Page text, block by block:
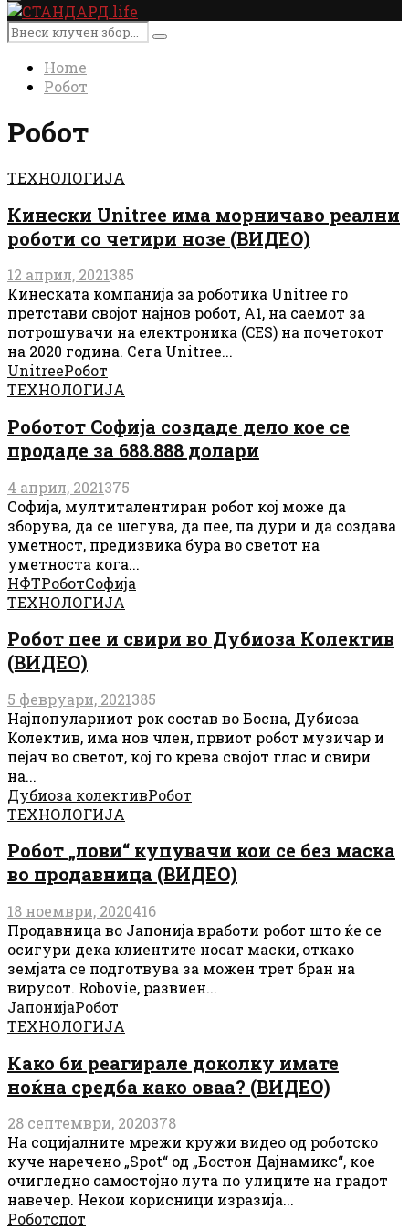
Primary
Menu
Search
for:
Search
Home
Робот
Робот
ТЕХНОЛОГИЈА
Кинески Unitree има морничаво реални
роботи со четири нозе (ВИДЕО)
12 април, 2021385
Кинеската компанија за роботика Unitree го
претстави својот најнов робот, А1, на саемот за
потрошувачи на електроника (CES) на почетокот
на 2020 година. Сега Unitree...
UnitreeРобот
ТЕХНОЛОГИЈА
Роботот Софија создаде дело кое се
продаде за 688.888 долари
4 април, 2021375
Софија, мултиталентиран робот кој може да
зборува, да се шегува, да пее, па дури и да создава
уметност, предизвика бура во светот на
уметноста кога...
НФТРоботСофија
ТЕХНОЛОГИЈА
Робот пее и свири во Дубиоза Колектив
(ВИДЕО)
5 февруари, 2021385
Најпопуларниот рок состав во Босна, Дубиоза
Колектив, има нов член, првиот робот музичар и
пејач во светот, кој го крева својот глас и свири
на...
Дубиоза колективРобот
ТЕХНОЛОГИЈА
Робот „лови“ купувачи кои се без маска
во продавница (ВИДЕО)
18 ноември, 2020416
Продавница во Јапонија вработи робот што ќе се
осигури дека клиентите носат маски, откако
земјата се подготвува за можен трет бран на
вирусот. Robovie, развиен...
ЈапонијаРобот
ТЕХНОЛОГИЈА
Како би реагирале доколку имате
ноќна средба како оваа? (ВИДЕО)
28 септември, 2020378
На социјалните мрежи кружи видео од роботско
куче наречено „Spot“ од „Бостон Дајнамикс“, кое
очигледно самостојно лута по улиците на градот
навечер. Некои корисници изразија...
Роботспот